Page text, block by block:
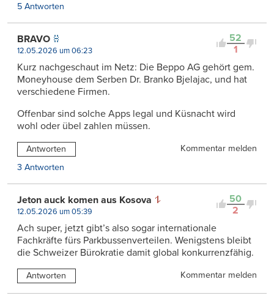
5 Antworten
52
1
BRAVO
12.05.2026 um 06:23
Kurz nachgeschaut im Netz: Die Beppo AG gehört gem.
Moneyhouse dem Serben Dr. Branko Bjelajac, und hat
verschiedene Firmen.
Offenbar sind solche Apps legal und Küsnacht wird
wohl oder übel zahlen müssen.
Antworten
Kommentar melden
3 Antworten
50
2
Jeton auck komen aus Kosova
12.05.2026 um 05:39
Ach super, jetzt gibt’s also sogar internationale
Fachkräfte fürs Parkbussenverteilen. Wenigstens bleibt
die Schweizer Bürokratie damit global konkurrenzfähig.
Antworten Kommentar melden